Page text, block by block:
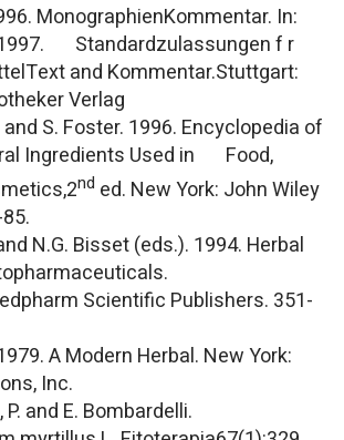
MonographienKommentar. In:
Standardzulassungen f r
and Kommentar.Stuttgart:
Verlag
S. Foster. 1996. Encyclopedia of
Ingredients Used in Food,
2nd ed. New York: John Wiley
85.
N.G. Bisset (eds.). 1994. Herbal
Scientific Publishers. 351-
A Modern Herbal. New York:
Inc.
and E. Bombardelli.